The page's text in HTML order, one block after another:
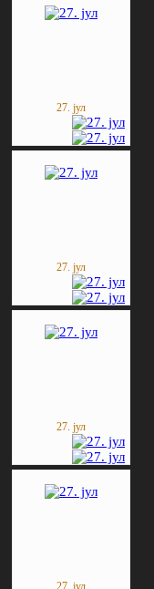
27. јул
27. јул
27. јул
27. јул